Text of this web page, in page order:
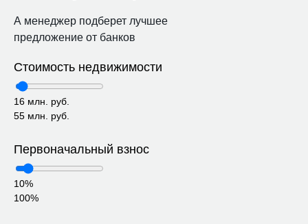
А менеджер подберет лучшее
предложение от банков
Стоимость недвижимости
16 млн. руб.
55 млн. руб.
Первоначальный взнос
10%
100%